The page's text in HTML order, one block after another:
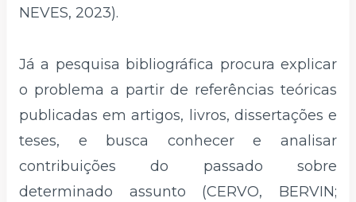
NEVES, 2023).
Já a pesquisa bibliográfica procura explicar
o problema a partir de referências teóricas
publicadas em artigos, livros, dissertações e
teses, e busca conhecer e analisar
contribuições do passado sobre
determinado assunto (CERVO, BERVIN;